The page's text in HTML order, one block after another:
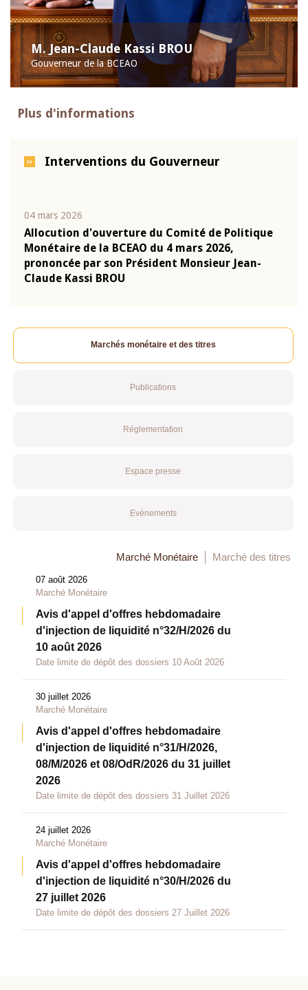
M. Jean-Claude Kassi BROU
Gouverneur de la BCEAO
Plus d'informations
Interventions du Gouverneur
04 mars 2026
Allocution d'ouverture du Comité de Politique
Monétaire de la BCEAO du 4 mars 2026,
prononcée par son Président Monsieur Jean-
Claude Kassi BROU
Marchés monétaire et des titres
Publications
Réglementation
Espace presse
Evénements
Marché Monétaire Marché des titres
07 août 2026
Marché Monétaire
Avis d'appel d'offres hebdomadaire
d'injection de liquidité n°32/H/2026 du
10 août 2026
Date limite de dépôt des dossiers 10 Août 2026
30 juillet 2026
Marché Monétaire
Avis d'appel d'offres hebdomadaire
d'injection de liquidité n°31/H/2026,
08/M/2026 et 08/OdR/2026 du 31 juillet
2026
Date limite de dépôt des dossiers 31 Juillet 2026
24 juillet 2026
Marché Monétaire
Avis d'appel d'offres hebdomadaire
d'injection de liquidité n°30/H/2026 du
27 juillet 2026
Date limite de dépôt des dossiers 27 Juillet 2026